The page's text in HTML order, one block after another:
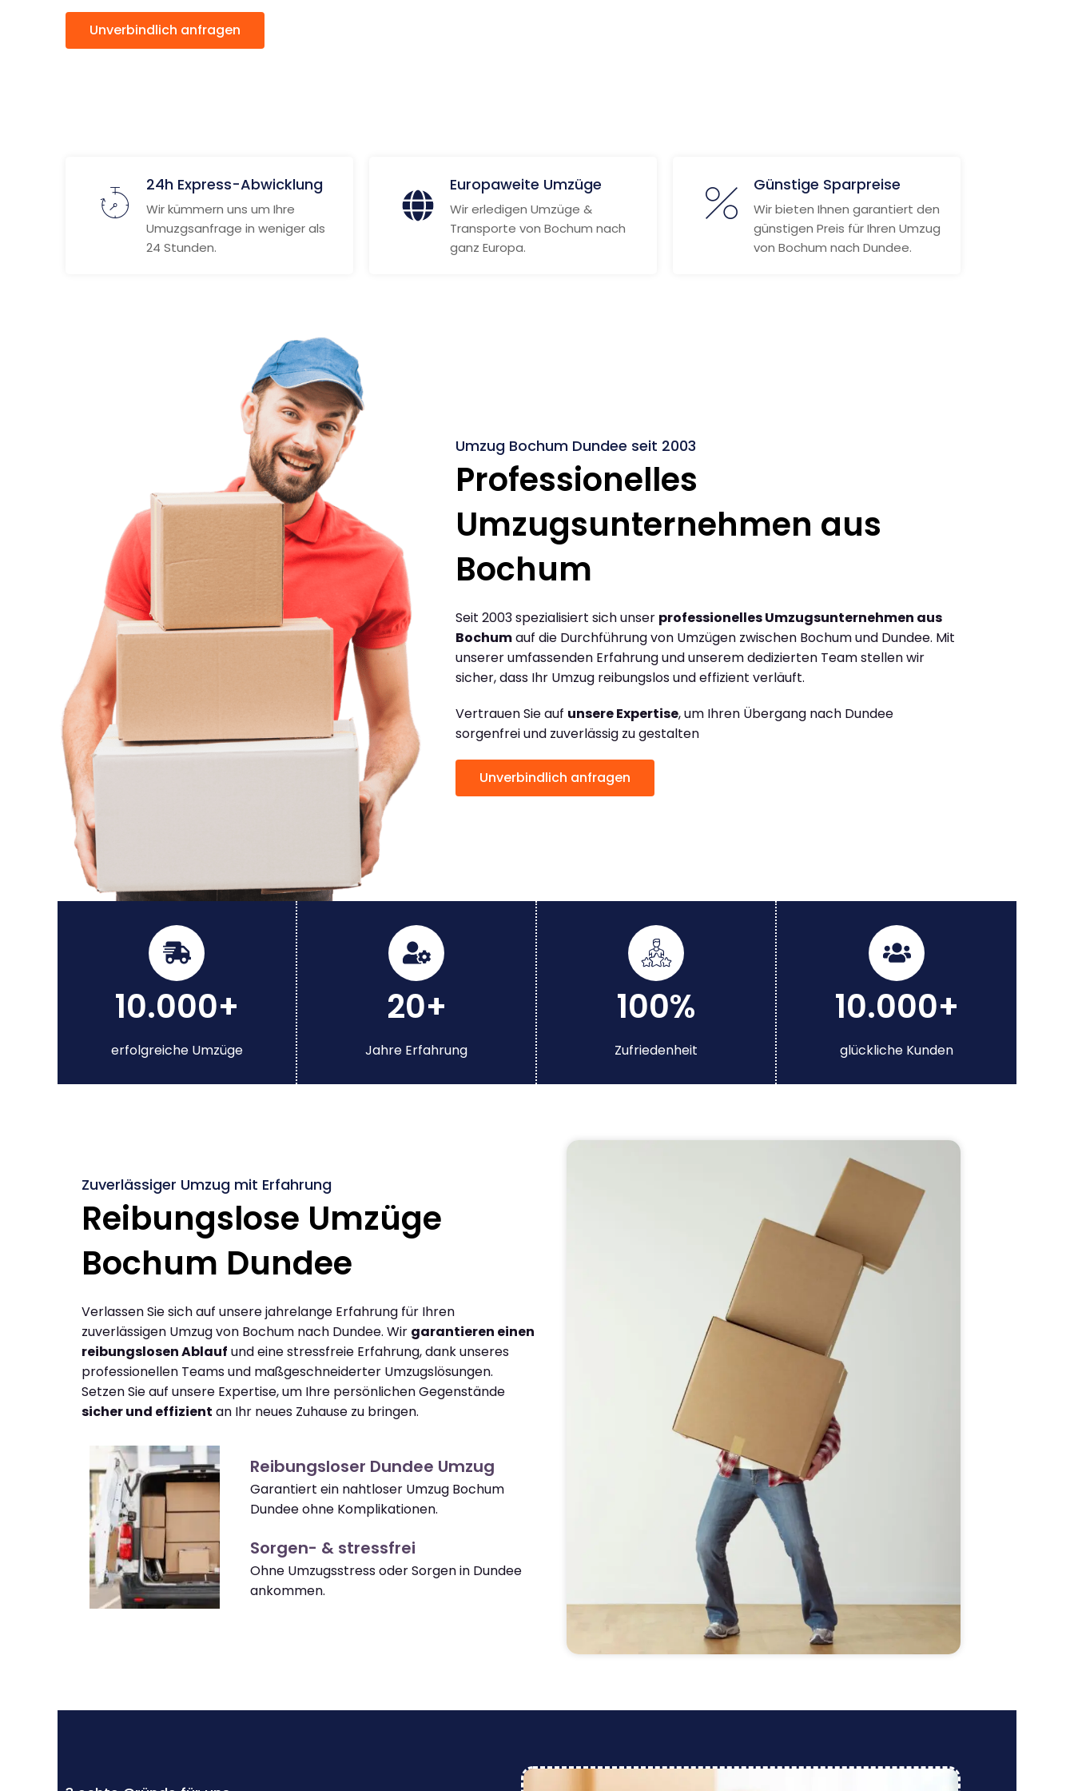
Unverbindlich anfragen
24h Express-Abwicklung
Wir kümmern uns um Ihre
Umuzgsanfrage in weniger als
24 Stunden.
Europaweite Umzüge
Wir erledigen Umzüge &
Transporte von Bochum nach
ganz Europa.
Günstige Sparpreise
Wir bieten Ihnen garantiert den
günstigen Preis für Ihren Umzug
von Bochum nach Dundee.
Umzug Bochum Dundee seit 2003
Professionelles
Umzugsunternehmen aus
Bochum
Seit 2003 spezialisiert sich unser professionelles Umzugsunternehmen aus
Bochumauf die Durchführung von Umzügen zwischen Bochum und Dundee. Mit
unserer umfassenden Erfahrung und unserem dedizierten Team stellen wir
sicher, dass Ihr Umzug reibungslos und effizient verläuft.
Vertrauen Sie auf unsere Expertise, um Ihren Übergang nach Dundee
sorgenfrei und zuverlässig zu gestalten
Unverbindlich anfragen
10.000+
erfolgreiche Umzüge
20+
Jahre Erfahrung
100%
Zufriedenheit
10.000+
glückliche Kunden
Zuverlässiger Umzug mit Erfahrung
Reibungslose Umzüge
Bochum Dundee
Verlassen Sie sich auf unsere jahrelange Erfahrung für Ihren
zuverlässigen Umzug von Bochum nach Dundee. Wir garantieren einen
reibungslosen Ablauf und eine stressfreie Erfahrung, dank unseres
professionellen Teams und maßgeschneiderter Umzugslösungen.
Setzen Sie auf unsere Expertise, um Ihre persönlichen Gegenstände
sicher und effizient an Ihr neues Zuhause zu bringen.
Reibungsloser Dundee Umzug
Garantiert ein nahtloser Umzug Bochum
Dundee ohne Komplikationen.
Sorgen- & stressfrei
Ohne Umzugsstress oder Sorgen in Dundee
ankommen.